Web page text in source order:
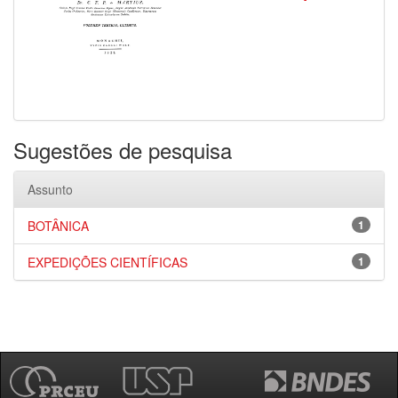
Sugestões de pesquisa
Assunto
1
BOTÂNICA
1
EXPEDIÇÕES CIENTÍFICAS